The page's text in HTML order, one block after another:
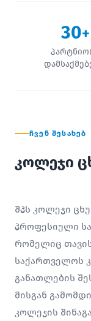
30+
ᲩᲕᲔᲜ ᲨᲔᲡᲐᲮᲔᲑ
კოლეჯი
შპს კოლეჯი
პროფესიული
რომელიც
საქართველოს
განათლების
მისგან
კოლეჯის